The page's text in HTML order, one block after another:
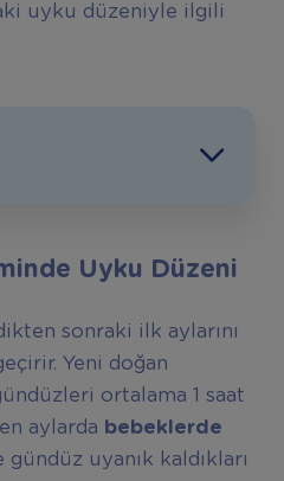
uyku düzeniyle ilgili
Uyku Düzeni
sonraki ilk aylarını
Yeni doğan
ortalama 1 saat
aylarda bebeklerde
gündüz uyanık kaldıkları